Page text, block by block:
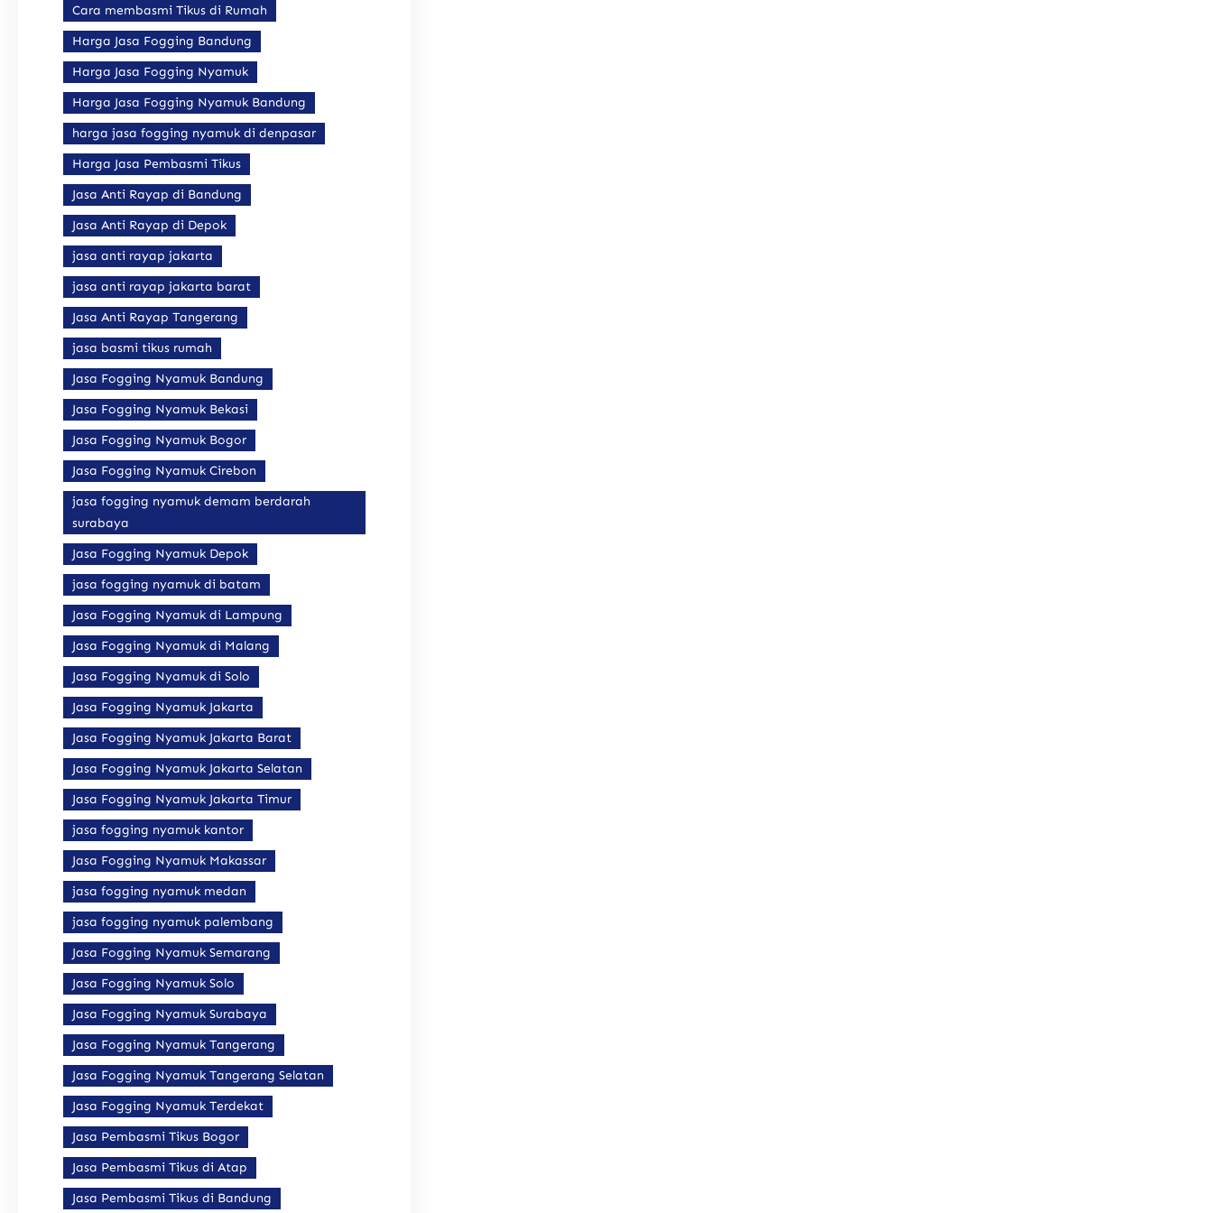
Cara membasmi Tikus di Rumah
Harga Jasa Fogging Bandung
Harga Jasa Fogging Nyamuk
Harga Jasa Fogging Nyamuk Bandung
harga jasa fogging nyamuk di denpasar
Harga Jasa Pembasmi Tikus
Jasa Anti Rayap di Bandung
Jasa Anti Rayap di Depok
jasa anti rayap jakarta
jasa anti rayap jakarta barat
Jasa Anti Rayap Tangerang
jasa basmi tikus rumah
Jasa Fogging Nyamuk Bandung
Jasa Fogging Nyamuk Bekasi
Jasa Fogging Nyamuk Bogor
Jasa Fogging Nyamuk Cirebon
jasa fogging nyamuk demam berdarah
surabaya
Jasa Fogging Nyamuk Depok
jasa fogging nyamuk di batam
Jasa Fogging Nyamuk di Lampung
Jasa Fogging Nyamuk di Malang
Jasa Fogging Nyamuk di Solo
Jasa Fogging Nyamuk Jakarta
Jasa Fogging Nyamuk Jakarta Barat
Jasa Fogging Nyamuk Jakarta Selatan
Jasa Fogging Nyamuk Jakarta Timur
jasa fogging nyamuk kantor
Jasa Fogging Nyamuk Makassar
jasa fogging nyamuk medan
jasa fogging nyamuk palembang
Jasa Fogging Nyamuk Semarang
Jasa Fogging Nyamuk Solo
Jasa Fogging Nyamuk Surabaya
Jasa Fogging Nyamuk Tangerang
Jasa Fogging Nyamuk Tangerang Selatan
Jasa Fogging Nyamuk Terdekat
Jasa Pembasmi Tikus Bogor
Jasa Pembasmi Tikus di Atap
Jasa Pembasmi Tikus di Bandung